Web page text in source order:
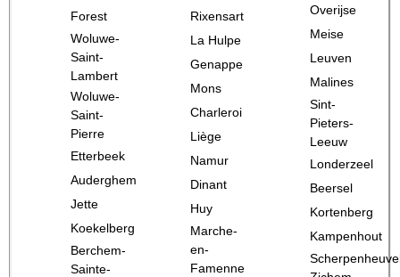
Forest
Woluwe-
Saint-
Lambert
Woluwe-
Saint-
Pierre
Etterbeek
Auderghem
Jette
Koekelberg
Berchem-
Sainte-
Rixensart
La Hulpe
Genappe
Mons
Charleroi
Liège
Namur
Dinant
Huy
Marche-
en-
Famenne
Overijse
Meise
Leuven
Malines
Sint-
Pieters-
Leeuw
Londerzeel
Beersel
Kortenberg
Kampenhout